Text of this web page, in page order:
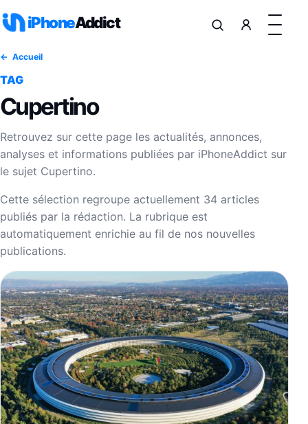
iPhoneAddict
Accueil
TAG
Cupertino
Retrouvez sur cette page les actualités, annonces,
analyses et informations publiées par iPhoneAddict sur
le sujet Cupertino.
Cette sélection regroupe actuellement 34 articles
publiés par la rédaction. La rubrique est
automatiquement enrichie au fil de nos nouvelles
publications.